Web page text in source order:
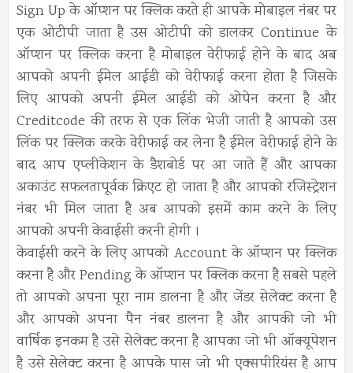
Sign Up के ऑप्शन पर क्लिक करते ही आपके मोबाइल नंबर पर
एक ओटीपी जाता है उस ओटीपी को डालकर Continue के
ऑप्शन पर क्लिक करना है मोबाइल वेरीफाई होने के बाद अब
आपको अपनी ईमेल आईडी को वेरीफाई करना होता है जिसके
लिए आपको अपनी ईमेल आईडी को ओपेन करना है और
Creditcode की तरफ से एक लिंक भेजी जाती है आपको उस
लिंक पर क्लिक करके वेरीफाई कर लेना है ईमेल वेरीफाई होने के
बाद आप एप्लीकेशन के डैशबोर्ड पर आ जाते हैं और आपका
अकाउंट सफलतापूर्वक क्रिएट हो जाता है और आपको रजिस्ट्रेशन
नंबर भी मिल जाता है अब आपको इसमें काम करने के लिए
आपको अपनी केवाईसी करनी होगी ।
केवाईसी करने के लिए आपको Account के ऑप्शन पर क्लिक
करना है और Pending के ऑप्शन पर क्लिक करना है सबसे पहले
तो आपको अपना पूरा नाम डालना है और जेंडर सेलेक्ट करना है
और आपको अपना पैन नंबर डालना है और आपकी जो भी
वार्षिक इनकम है उसे सेलेक्ट करना है आपका जो भी ऑक्यूपेशन
है उसे सेलेक्ट करना है आपके पास जो भी एक्सपीरियंस है आप